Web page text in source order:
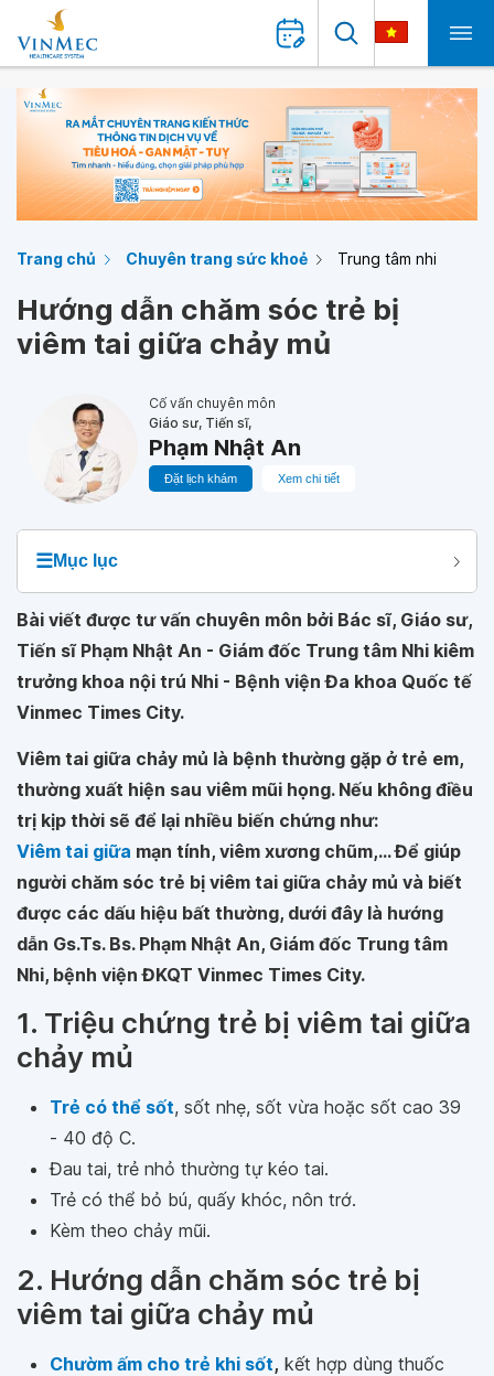
Trang chủ Chuyên trang sức khoẻ Trung tâm nhi
Hướng dẫn chăm sóc trẻ bị
viêm tai giữa chảy mủ
Cố vấn chuyên môn
Giáo sư, Tiến sĩ,
Phạm Nhật An
Đặt lịch khám Xem chi tiết
☰Mục lục
Bài viết được tư vấn chuyên môn bởi Bác sĩ, Giáo sư,
Tiến sĩ Phạm Nhật An - Giám đốc Trung tâm Nhi kiêm
trưởng khoa nội trú Nhi - Bệnh viện Đa khoa Quốc tế
Vinmec Times City.
Viêm tai giữa chảy mủ là bệnh thường gặp ở trẻ em,
thường xuất hiện sau viêm mũi họng. Nếu không điều
trị kịp thời sẽ để lại nhiều biến chứng như:
Viêm tai giữamạn tính, viêm xương chũm,... Để giúp
người chăm sóc trẻ bị viêm tai giữa chảy mủ và biết
được các dấu hiệu bất thường, dưới đây là hướng
dẫn Gs.Ts. Bs. Phạm Nhật An, Giám đốc Trung tâm
Nhi, bệnh viện ĐKQT Vinmec Times City.
1. Triệu chứng trẻ bị viêm tai giữa
chảy mủ
Trẻ có thể sốt, sốt nhẹ, sốt vừa hoặc sốt cao
39 - 40 độ C.
Đau tai, trẻ nhỏ thường tự kéo tai.
Trẻ có thể bỏ bú, quấy khóc, nôn trớ.
Kèm theo chảy mũi.
2. Hướng dẫn chăm sóc trẻ bị
viêm tai giữa chảy mủ
Chườm ấm cho trẻ khi sốt ,kết hợp dùng thuốc